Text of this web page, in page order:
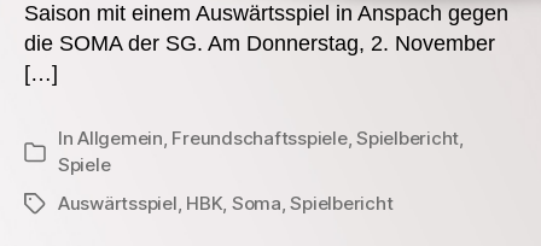
Saison mit einem Auswärtsspiel in Anspach gegen
die SOMA der SG. Am Donnerstag, 2. November
[…]
Kategorien
InAllgemein, Freundschaftsspiele,Spielbericht,
Spiele
Schlagwörter
Auswärtsspiel, HBK, Soma,Spielbericht